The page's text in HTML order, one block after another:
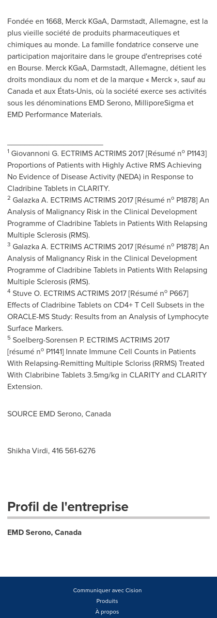
Fondée en 1668, Merck KGaA, Darmstadt, Allemagne, est la
plus vieille société de produits pharmaceutiques et
chimiques au monde. La famille fondatrice conserve une
participation majoritaire dans le groupe d'entreprises coté
en Bourse. Merck KGaA, Darmstadt, Allemagne, détient les
droits mondiaux du nom et de la marque « Merck », sauf au
Canadaet aux États‑Unis, où la société exerce ses activités
sous les dénominations EMD Serono, MilliporeSigma et
EMD Performance Materials.
1 Giovannoni G. ECTRIMS ACTRIMS 2017 [Résumé no P1143]
Proportions of Patients with Highly Active RMS Achieving
No Evidence of Disease Activity (NEDA) in Response to
Cladribine Tablets in CLARITY.
2 Galazka A. ECTRIMS ACTRIMS 2017 [Résumé no P1878] An
Analysis of Malignancy Risk in the Clinical Development
Programme of Cladribine Tablets in Patients With Relapsing
Multiple Sclerosis (RMS).
3 Galazka A. ECTRIMS ACTRIMS 2017 [Résumé no P1878] An
Analysis of Malignancy Risk in the Clinical Development
Programme of Cladribine Tablets in Patients With Relapsing
Multiple Sclerosis (RMS).
4 Stuve O. ECTRIMS ACTRIMS 2017 [Résumé no P667]
Effects of Cladribine Tablets on CD4+ T Cell Subsets in the
ORACLE-MS Study: Results from an Analysis of Lymphocyte
Surface Markers.
5 Soelberg-Sorensen P. ECTRIMS ACTRIMS 2017
[résumé no P1141] Innate Immune Cell Counts in Patients
With Relapsing-Remitting Multiple Scloriss (RRMS) Treated
With Clabribine Tablets 3.5mg/kg in CLARITY and CLARITY
Extension.
SOURCE EMD Serono, Canada
Shikha Virdi, 416 561-6276
Profil de l'entreprise
EMD Serono, Canada
Communiquer avec Cision
Produits
À propos